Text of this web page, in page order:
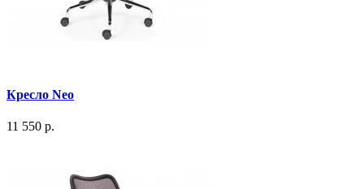
Кресло Neo
11 550 р.